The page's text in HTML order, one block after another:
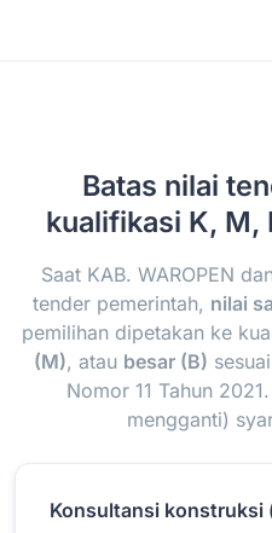
Batas nilai
kualifikasi K, M,
Saat KAB. WAROPEN
tender pemerintah, nilai
pemilihan dipetakan ke
(M), atau besar (B)
Nomor 11 Tahun
mengganti)
Konsultansi konstruksi